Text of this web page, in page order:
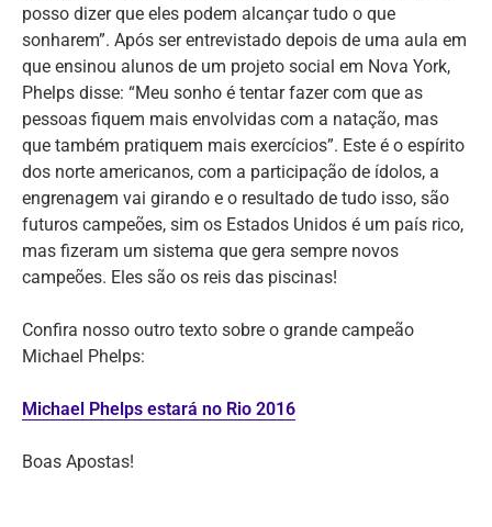
posso dizer que eles podem alcançar tudo o que
sonharem”. Após ser entrevistado depois de uma aula em
que ensinou alunos de um projeto social em Nova York,
Phelps disse: “Meu sonho é tentar fazer com que as
pessoas fiquem mais envolvidas com a natação, mas
que também pratiquem mais exercícios”. Este é o espírito
dos norte americanos, com a participação de ídolos, a
engrenagem vai girando e o resultado de tudo isso, são
futuros campeões, sim os Estados Unidos é um país rico,
mas fizeram um sistema que gera sempre novos
campeões. Eles são os reis das piscinas!
Confira nosso outro texto sobre o grande campeão
Michael Phelps:
Michael Phelps estará no Rio 2016
Boas Apostas!